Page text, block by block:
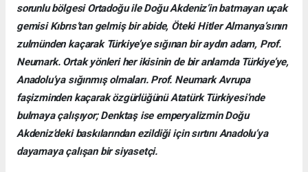
sorunlu bölgesi Ortadoğu ile Doğu Akdeniz’in batmayan uçak
gemisi Kıbrıs’tan gelmiş bir abide, Öteki Hitler Almanya’sının
zulmünden kaçarak Türkiye’ye sığınan bir aydın adam, Prof.
Neumark. Ortak yönleri her ikisinin de bir anlamda Türkiye’ye,
Anadolu’ya sığınmış olmaları. Prof. Neumark Avrupa
faşizminden kaçarak özgürlüğünü Atatürk Türkiyesi’nde
bulmaya çalışıyor; Denktaş ise emperyalizmin Doğu
Akdeniz’deki baskılarından ezildiği için sırtını Anadolu’ya
dayamaya çalışan bir siyasetçi.